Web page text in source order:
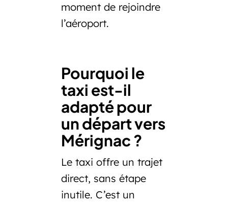
moment de rejoindre
l’aéroport.
Pourquoi le
taxi est-il
adapté pour
un départ vers
Mérignac ?
Le taxi offre un trajet
direct, sans étape
inutile. C’est un